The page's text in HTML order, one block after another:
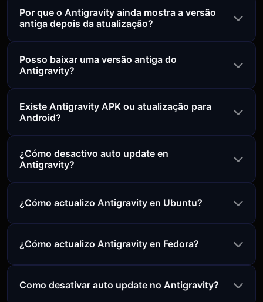
Por que o Antigravity ainda mostra a versão
antiga depois da atualização?
Posso baixar uma versão antiga do
Antigravity?
Existe Antigravity APK ou atualização para
Android?
¿Cómo desactivo auto update en
Antigravity?
¿Cómo actualizo Antigravity en Ubuntu?
¿Cómo actualizo Antigravity en Fedora?
Como desativar auto update no Antigravity?